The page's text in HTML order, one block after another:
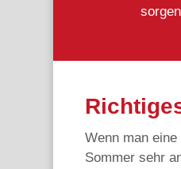
Wenn man
Sommer sehr